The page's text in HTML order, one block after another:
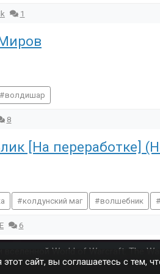
1
волдишар
8
[На переработке]
колдунский маг волшебник
6
World of Warcraft: The War
этот сайт, вы соглашаетесь с тем,